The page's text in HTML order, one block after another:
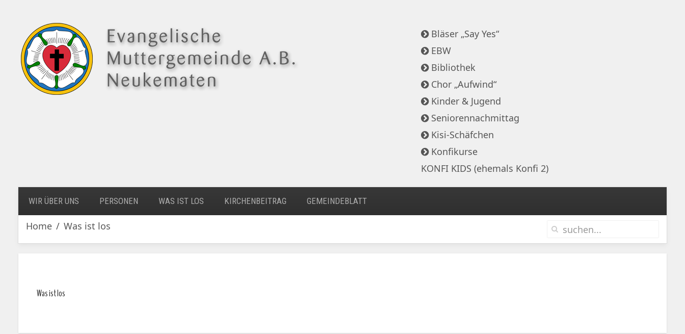
Bläser „Say Yes“
EBW
Bibliothek
Chor „Aufwind“
Kinder & Jugend
Seniorennachmittag
Kisi-Schäfchen
Konfikurse
KONFI KIDS (ehemals Konfi 2)
WIR ÜBER UNS PERSONEN WAS IST LOS KIRCHENBEITRAG GEMEINDEBLATT
Home Was ist los
Was ist los